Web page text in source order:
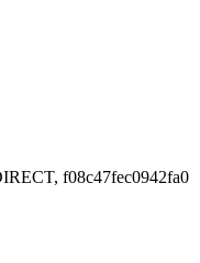
f08c47fec0942fa0